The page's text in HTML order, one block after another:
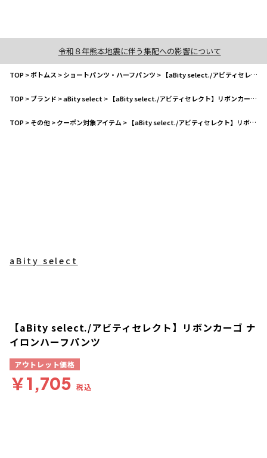
令和８年熊本地震に伴う集配への影響について
TOP>ボトムス >ショートパンツ・ハーフパンツ > 【aBity select./アビティセレクト】リボンカーゴ ナイロンハーフパンツ
TOP>ブランド >aBity select > 【aBity select./アビティセレクト】リボンカーゴ ナイロンハーフパンツ
TOP>その他>クーポン対象アイテム > 【aBity select./アビティセレクト】リボンカーゴ ナイロンハーフパンツ
aBity select
【aBity select./アビティセレクト】リボンカーゴ ナ
イロンハーフパンツ
アウトレット価格
￥1,705 税込